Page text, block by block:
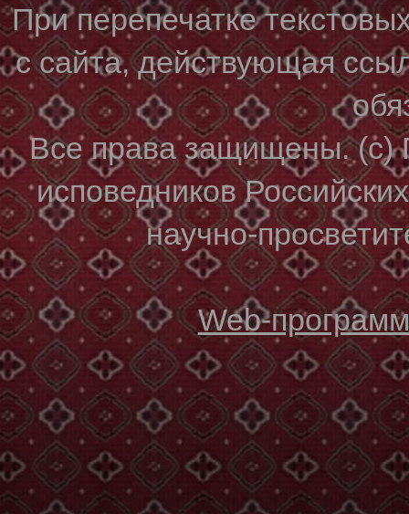
При перепечатке
с сайта, действующая
Все права защищены. (с)
исповедников
научно-
Web-